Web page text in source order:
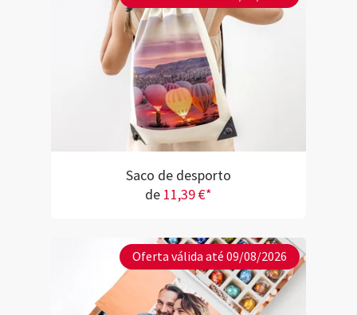
Saco de desporto
de 11,39 €*
Oferta válida até 09/08/2026